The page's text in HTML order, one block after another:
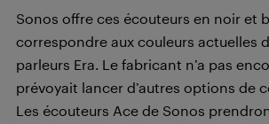
Sonos offre ces écouteurs en noir et
correspondre aux couleurs actuelles
parleurs Era. Le fabricant n’a pas
prévoyait lancer d’autres options de
Les écouteurs Ace de Sonos